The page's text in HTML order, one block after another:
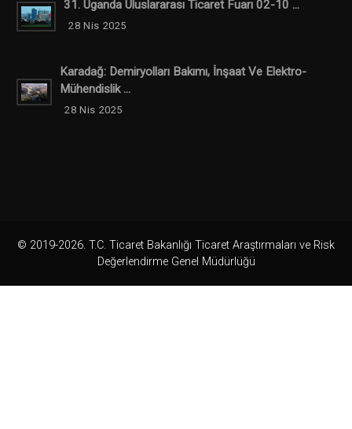
31. Uganda Uluslararası Ticaret Fuarı 02-10 ...
28 Nis 2025
Karadağ: Demiryolları Bakımı, İnşaat Ve Elektro-
Mühendislik ...
28 Nis 2025
© 2019-2026. T.C. Ticaret Bakanlığı Ticaret Araştırmaları ve Risk
Değerlendirme Genel Müdürlüğü